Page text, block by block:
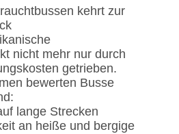
kehrt zur
nicht mehr nur durch
getrieben.
bewerten Busse
lange Strecken
an heiße und bergige